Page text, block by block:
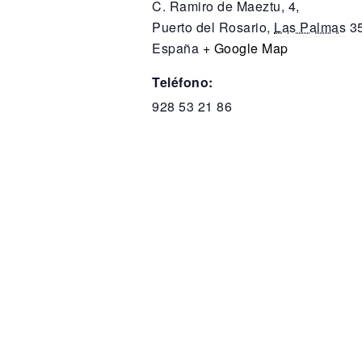
C. Ramiro de Maeztu, 4,
Puerto del Rosario, Las Palmas
España + Google Map
Teléfono:
928 53 21 86